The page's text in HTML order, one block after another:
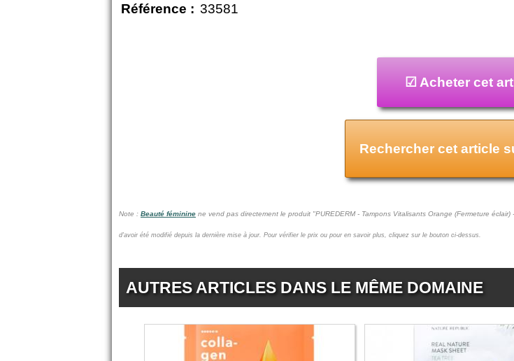
Référence : 33581
☑ Acheter cet
Rechercher cet article
Note : Beauté féminine ne vend pas directement le produit "PUREDERM - Tampons Vitalisants Orange (Fermeture
d'avoir été modifié depuis la dernière mise à jour. Pour vérifier le prix ou pour en savoir plus, cliquez sur le bouton ci-dessus.
AUTRES ARTICLES DANS LE MÊME DOMAINE